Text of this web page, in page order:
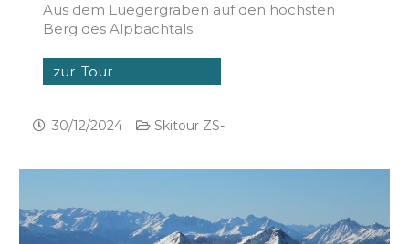
Aus dem Luegergraben auf den höchsten
Berg des Alpbachtals.
zur Tour
30/12/2024 Skitour ZS-